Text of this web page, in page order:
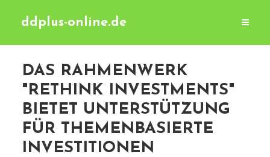
ddplus-online.de
DAS RAHMENWERK
"RETHINK INVESTMENTS"
BIETET UNTERSTÜTZUNG
FÜR THEMENBASIERTE
INVESTITIONEN